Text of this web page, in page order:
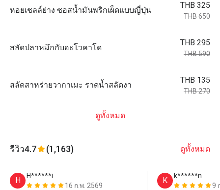
หอยเชลล์ย่าง ซอสน้ำมันพริกเผ็ดแบบญี่ปุ่น
THB 325
THB 650
สลัดปลาหมึกกับอะโวคาโด
THB 295
THB 590
สลัดสาหร่ายวากาเมะ ราดน้ำสลัดงา
THB 135
THB 270
ดูทั้งหมด
รีวิว4.7 (1,163) ดูทั้งหมด
H
H******i
16 ก.พ. 2569
K
k******n
9